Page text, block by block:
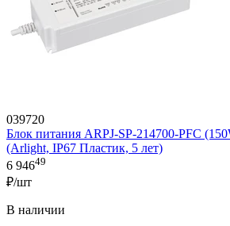
039720
Блок питания ARPJ-SP-214700-PFC
(Arlight, IP67 Пластик, 5 лет)
6 94649
₽/шт
В наличии